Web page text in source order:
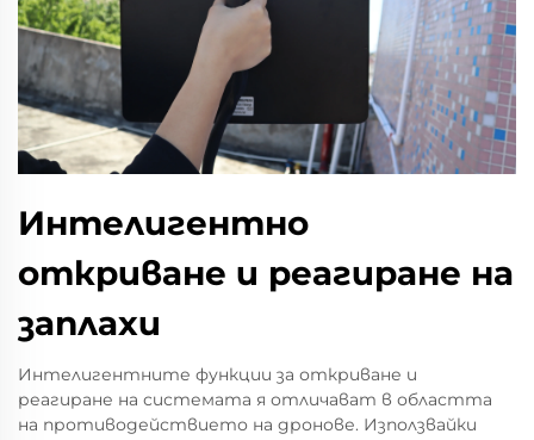
Интелигентно
откриване и реагиране на
заплахи
Интелигентните функции за откриване и
реагиране на системата я отличават в областта
на противодействието на дронове. Използвайки